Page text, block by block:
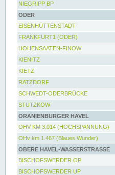
NIEGRIPP BP
ODER
EISENHÜTTENSTADT
FRANKFURT1 (ODER)
HOHENSAATEN-FINOW
KIENITZ
KIETZ
RATZDORF
SCHWEDT-ODERBRÜCKE
STÜTZKOW
ORANIENBURGER HAVEL
OHV KM 3.014 (HOCHSPANNUNG)
OHv km 1.467 (Blaues Wunder)
OBERE HAVEL-WASSERSTRASSE
BISCHOFSWERDER OP
BISCHOFSWERDER UP